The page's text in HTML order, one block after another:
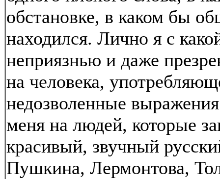
обстановке, в каком бы
находился. Лично я с
неприязнью и даже
на человека,
недозволенные
меня на людей, которые
красивый, звучный
Пушкина, Лермонтова,